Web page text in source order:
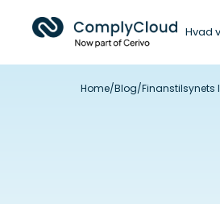
Hvad
Home/Blog/Finanstilsynets